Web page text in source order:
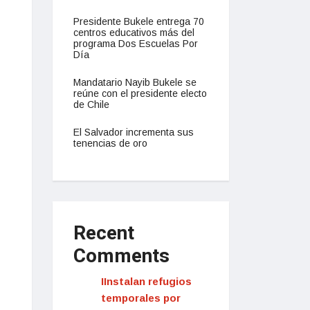
Presidente Bukele entrega 70
centros educativos más del
programa Dos Escuelas Por
Día
Mandatario Nayib Bukele se
reúne con el presidente electo
de Chile
El Salvador incrementa sus
tenencias de oro
Recent
Comments
IInstalan refugios
temporales por